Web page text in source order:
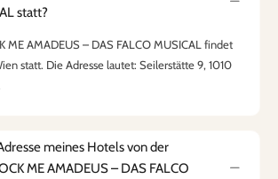
statt?
ME AMADEUS – DAS FALCO MUSICAL findet
statt. Die Adresse lautet: Seilerstätte 9, 1010
meines Hotels von der
ME AMADEUS – DAS FALCO